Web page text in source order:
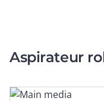
Aspirateur